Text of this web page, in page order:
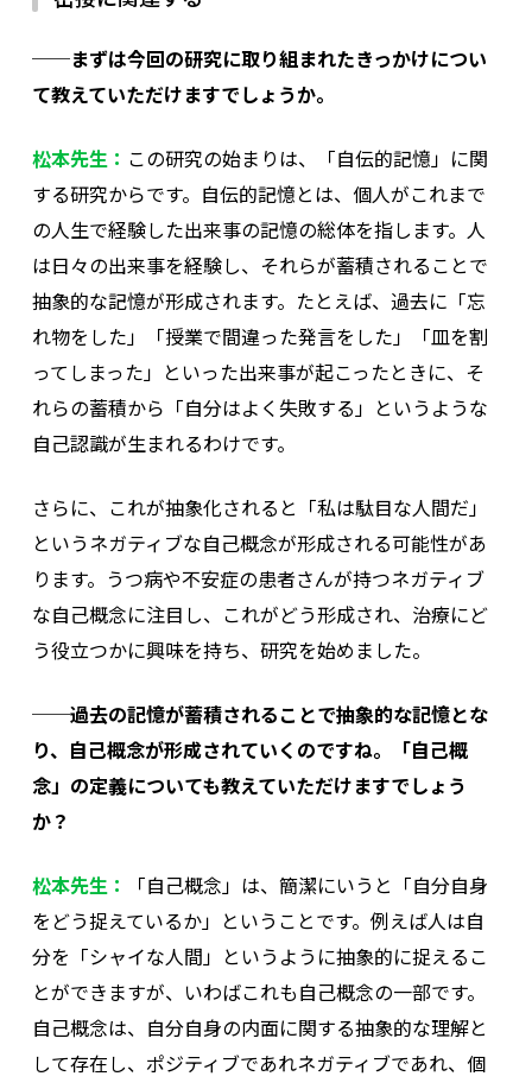
──まずは今回の研究に取り組まれたきっかけについ
て教えていただけますでしょうか。
松本先生： この研究の始まりは、「自伝的記憶」に関
する研究からです。自伝的記憶とは、個人がこれまで
の人生で経験した出来事の記憶の総体を指します。人
は日々の出来事を経験し、それらが蓄積されることで
抽象的な記憶が形成されます。たとえば、過去に「忘
れ物をした」「授業で間違った発言をした」「皿を割
ってしまった」といった出来事が起こったときに、そ
れらの蓄積から「自分はよく失敗する」というような
自己認識が生まれるわけです。
さらに、これが抽象化されると「私は駄目な人間だ」
というネガティブな自己概念が形成される可能性があ
ります。うつ病や不安症の患者さんが持つネガティブ
な自己概念に注目し、これがどう形成され、治療にど
う役立つかに興味を持ち、研究を始めました。
──過去の記憶が蓄積されることで抽象的な記憶とな
り、自己概念が形成されていくのですね。「自己概
念」の定義についても教えていただけますでしょう
か？
松本先生：
「自己概念」は、簡潔にいうと「自分自身
をどう捉えているか」ということです。例えば人は自
分を「シャイな人間」というように抽象的に捉えるこ
とができますが、いわばこれも自己概念の一部です。
自己概念は、自分自身の内面に関する抽象的な理解と
して存在し、ポジティブであれネガティブであれ、個